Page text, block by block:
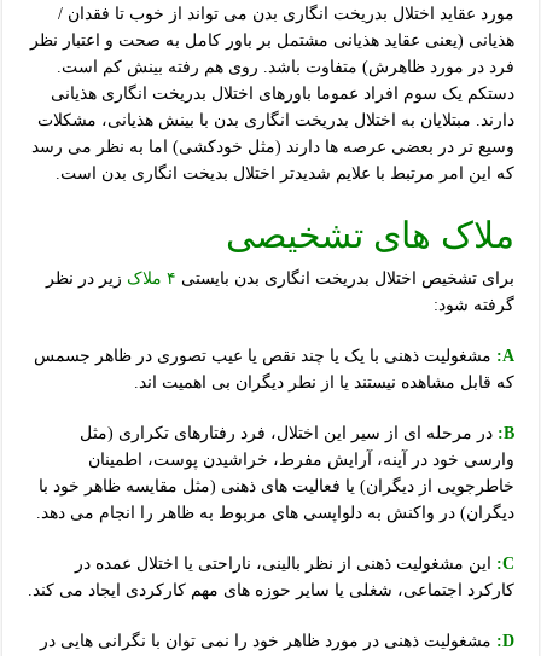
مورد عقاید اختلال بدریخت انگاری بدن می تواند از خوب تا فقدان /
هذیانی (یعنی عقاید هذیانی مشتمل بر باور کامل به صحت و اعتبار نظر
فرد در مورد ظاهرش) متفاوت باشد. روی هم رفته بینش کم است.
دستکم یک سوم افراد عموما باورهای اختلال بدریخت انگاری هذیانی
دارند. مبتلایان به اختلال بدریخت انگاری بدن با بینش هذیانی، مشکلات
وسیع تر در بعضی عرصه ها دارند (مثل خودکشی) اما به نظر می رسد
که این امر مرتبط با علایم شدیدتر اختلال بدیخت انگاری بدن است.
ملاک های تشخیصی
برای تشخیص اختلال بدریخت انگاری بدن بایستی ۴ ملاک
زیر در نظر
گرفته شود:
A:
مشغولیت ذهنی با یک یا چند نقص یا عیب تصوری در ظاهر جسمس
که قابل مشاهده نیستند یا از نطر دیگران بی اهمیت اند.
B:
در مرحله ای از سیر این اختلال، فرد رفتارهای تکراری (مثل
وارسی خود در آینه، آرایش مفرط، خراشیدن پوست، اطمینان
خاطرجویی از دیگران) یا فعالیت های ذهنی (مثل مقایسه ظاهر خود با
دیگران) در واکنش به دلواپسی های مربوط به ظاهر را انجام می دهد.
C:
این مشغولیت ذهنی از نظر بالینی، ناراحتی یا اختلال عمده در
کارکرد اجتماعی، شغلی یا سایر حوزه های مهم کارکردی ایجاد می کند.
D:
مشغولیت ذهنی در مورد ظاهر خود را نمی توان با نگرانی هایی در